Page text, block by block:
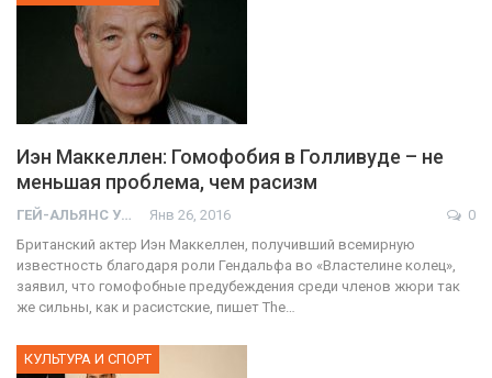
Иэн Маккеллен: Гомофобия в Голливуде – не
меньшая проблема, чем расизм
ГЕЙ-АЛЬЯНС УКРАИНА Янв 26, 2016
0
Британский актер Иэн Маккеллен, получивший всемирную
известность благодаря роли Гендальфа во «Властелине колец»,
заявил, что гомофобные предубеждения среди членов жюри так
же сильны, как и расистские, пишет The…
КУЛЬТУРА И СПОРТ